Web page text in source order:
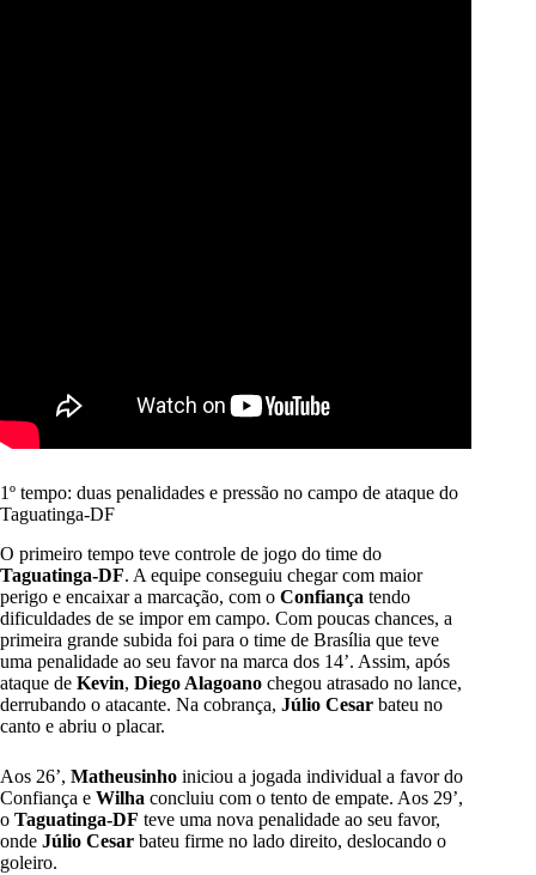
1º tempo: duas penalidades e pressão no campo de ataque do
Taguatinga-DF
O primeiro tempo teve controle de jogo do time do
Taguatinga-DF. A equipe conseguiu chegar com maior
perigo e encaixar a marcação, com o Confiança tendo
dificuldades de se impor em campo. Com poucas chances, a
primeira grande subida foi para o time de Brasília que teve
uma penalidade ao seu favor na marca dos 14’. Assim, após
ataque de Kevin, Diego Alagoano chegou atrasado no lance,
derrubando o atacante. Na cobrança, Júlio Cesar bateu no
canto e abriu o placar.
Aos 26’, Matheusinho iniciou a jogada individual a favor do
Confiança e Wilha concluiu com o tento de empate. Aos 29’,
o Taguatinga-DF teve uma nova penalidade ao seu favor,
onde Júlio Cesar bateu firme no lado direito, deslocando o
goleiro.